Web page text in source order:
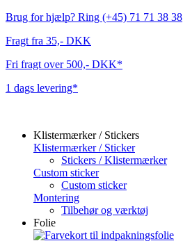
Brug for hjælp? Ring (+45) 71 71 38 38
Fragt fra 35,- DKK
Fri fragt over 500,- DKK*
1 dags levering*
Klistermærker / Stickers
Klistermærker / Sticker
Stickers / Klistermærker
Custom sticker
Custom sticker
Montering
Tilbehør og værktøj
Folie